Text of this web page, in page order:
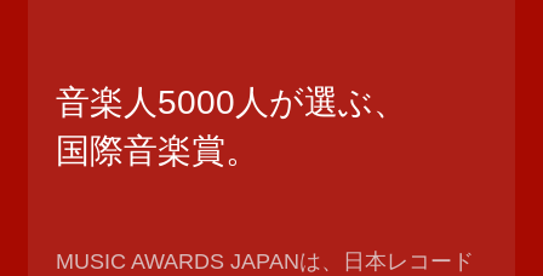
音楽人5000人が選ぶ、
国際音楽賞。
MUSIC AWARDS JAPANは、日本レコード